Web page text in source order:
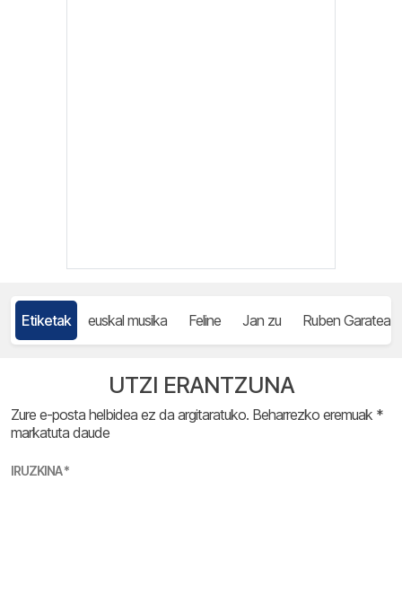
Etiketak euskal musika Feline Jan zu Ruben Garatea
UTZI ERANTZUNA
Zure e-posta helbidea ez da argitaratuko. Beharrezko eremuak *
markatuta daude
IRUZKINA*